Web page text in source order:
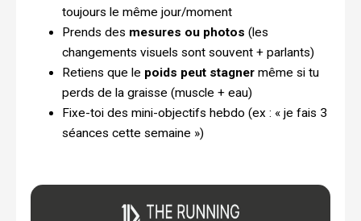
toujours le même jour/moment
Prends des mesures ou photos (les
changements visuels sont souvent + parlants)
Retiens que le poids peut stagnermême si tu
perds de la graisse (muscle + eau)
Fixe-toi des mini-objectifs hebdo (ex : « je fais 3
séances cette semaine »)